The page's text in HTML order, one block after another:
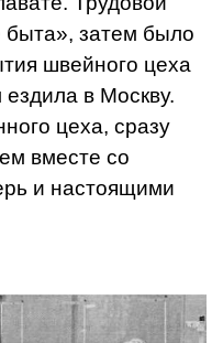
затем было
швейного цеха
в Москву.
цеха, сразу
вместе со
и настоящими